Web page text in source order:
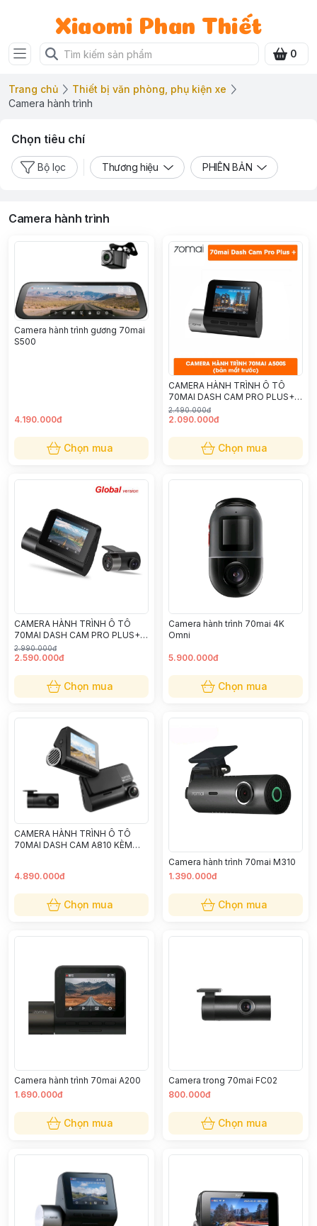
Xiaomi Phan Thiết
0
Trang chủ
Thiết bị văn phòng, phụ kiện xe
Camera hành trình
Chọn tiêu chí
Bộ lọc Thương hiệu PHIÊN BẢN
Camera hành trình
Camera hành trình gương 70mai
S500
4.190.000đ
Chọn mua
CAMERA HÀNH TRÌNH Ô TÔ
70MAI DASH CAM PRO PLUS+
A500S (CHỈ CAMERA TRƯỚC)
2.490.000đ
2.090.000đ
Chọn mua
CAMERA HÀNH TRÌNH Ô TÔ
70MAI DASH CAM PRO PLUS+
A500S KÈM CAMERA SAU
2.990.000đ
2.590.000đ
Chọn mua
Camera hành trình 70mai 4K
Omni
5.900.000đ
Chọn mua
CAMERA HÀNH TRÌNH Ô TÔ
70MAI DASH CAM A810 KÈM
4.890.000đ
Chọn mua
Camera hành trình 70mai M310
1.390.000đ
Chọn mua
Camera hành trình 70mai A200
1.690.000đ
Chọn mua
Camera trong 70mai FC02
800.000đ
Chọn mua